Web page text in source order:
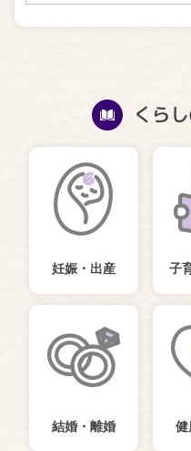
くら
妊娠・出産 子
結婚・離婚